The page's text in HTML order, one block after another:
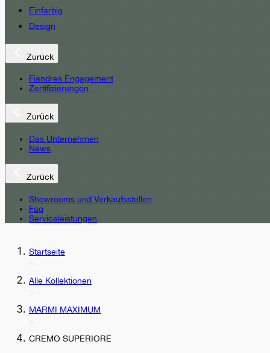
Einfarbig
Design
Zurück
Fiandres Engagement
Zertifizierungen
Zurück
Das Unternehmen
News
Zurück
Showrooms und Verkaufsstellen
Faq
Serviceleistungen
Startseite
Alle Kollektionen
MARMI MAXIMUM
CREMO SUPERIORE